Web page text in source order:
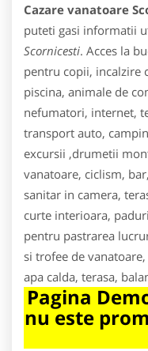
Cazare vanatoare
puteti gasi informatii
Scornicesti. Acces la
pentru copii, incalzire
piscina, animale de
nefumatori, internet,
transport auto,
excursii ,drumetii
vanatoare, ciclism,
sanitar in camera,
curte interioara,
pentru pastrarea
si trofee de
apa calda, terasa,
Pagina
nu este